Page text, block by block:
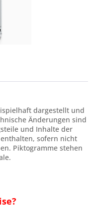
dargestellt und
Änderungen sind
und Inhalte der
sofern nicht
Piktogramme stehen